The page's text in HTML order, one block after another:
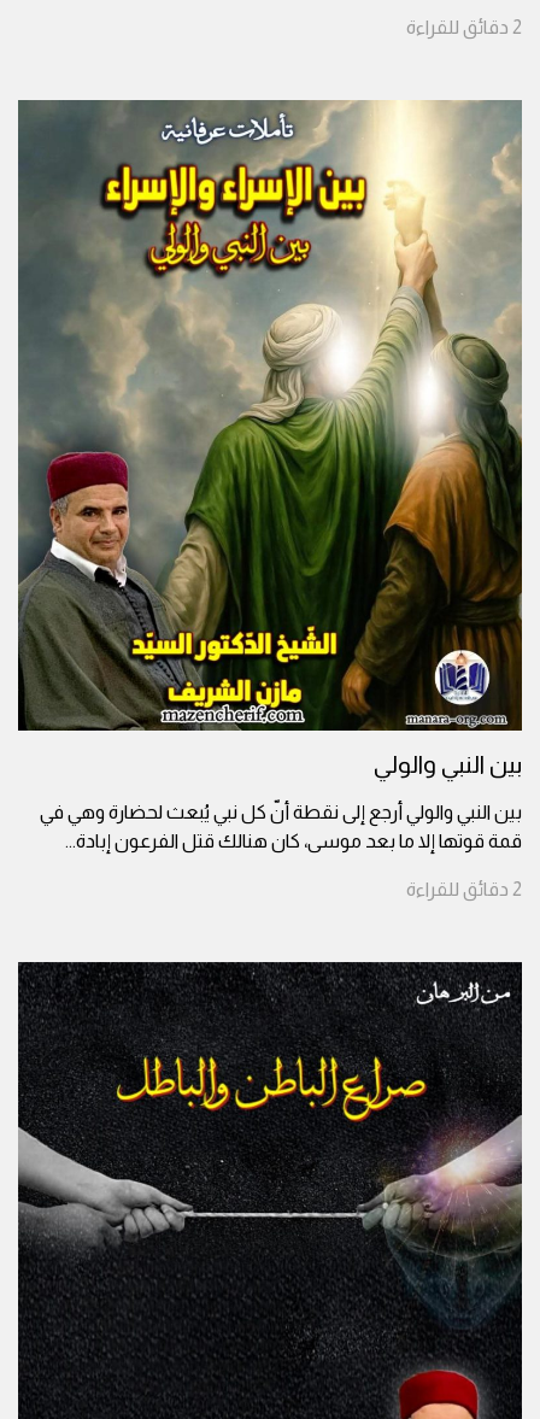
2 دقائق للقراءة
بين النبي والولي
بين النبي والولي أرجع إلى نقطة أنّ كل نبي يُبعث لحضارة وهي في
قمة قوتها إلا ما بعد موسى، كان هنالك قتل الفرعون إبادة...
2 دقائق للقراءة